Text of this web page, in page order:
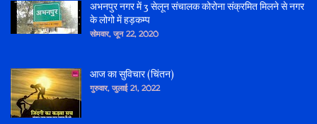
अभनपुर नगर में 3 सेलून संचालक कोरोना संक्रमित मिलने से नगर
के लोगो में हड़कम्प
सोमवार, जून 22, 2020
आज का सुविचार (चिंतन)
गुरुवार, जुलाई 21, 2022